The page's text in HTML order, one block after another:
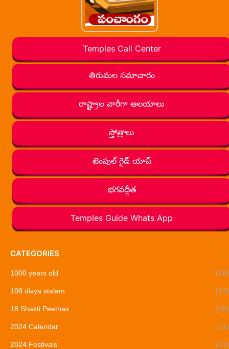
Temples Call Center
తిరుమల సమాచారం
రాష్ట్రాల వారీగా ఆలయాలు
స్తోత్రాలు
టెంపుల్ గైడ్ యాప్
భగవద్గీత
Temples Guide Whats App
CATEGORIES
1000 years old (18)
108 divya stalam (17)
18 Shakti Peethas (28)
2024 Calendar (11)
2024 Festivals (41)